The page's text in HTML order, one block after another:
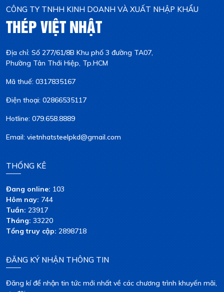
CÔNG TY TNHH KINH DOANH VÀ XUẤT NHẬP KHẨU
THÉP VIỆT NHẬT
Địa chỉ: Số 277/61/8B Khu phố 3 đường TA07,
Phường Tân Thới Hiệp, Tp.HCM
Mã thuế: 0317835167
Điện thoại: 02866535117
Hotline: 079.658.8889
Email: vietnhatsteelpkd@gmail.com
THỐNG KÊ
Đang online:103
Hôm nay:744
Tuần:23917
Tháng:33220
Tổng truy cập:2898718
ĐĂNG KÝ NHẬN THÔNG TIN
Đăng kí để nhận tin tức mới nhất về các chương trình khuyến mãi,